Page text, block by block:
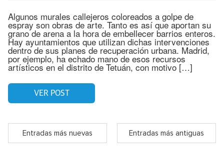
Algunos murales callejeros coloreados a golpe de
espray son obras de arte. Tanto es así que aportan su
grano de arena a la hora de embellecer barrios enteros.
Hay ayuntamientos que utilizan dichas intervenciones
dentro de sus planes de recuperación urbana. Madrid,
por ejemplo, ha echado mano de esos recursos
artísticos en el distrito de Tetuán, con motivo […]
VER POST
Entradas más nuevas Entradas más antiguas